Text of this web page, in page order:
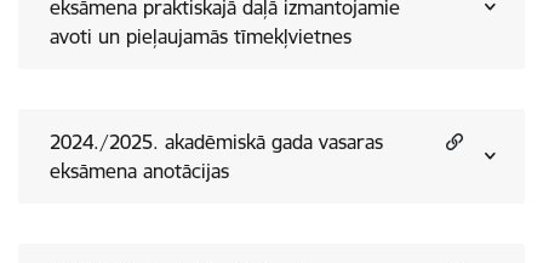
eksāmena praktiskajā daļā izmantojamie
avoti un pieļaujamās tīmekļvietnes
2024./2025. akadēmiskā gada vasaras
eksāmena anotācijas